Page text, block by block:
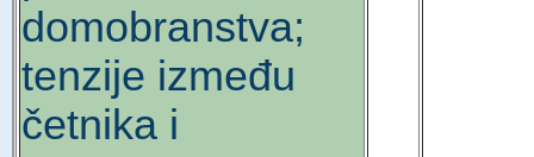
domobranstva;
tenzije između
četnika i